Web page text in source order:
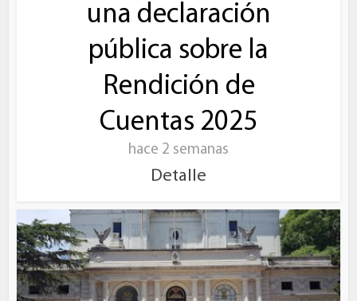
una declaración
pública sobre la
Rendición de
Cuentas 2025
hace 2 semanas
Detalle